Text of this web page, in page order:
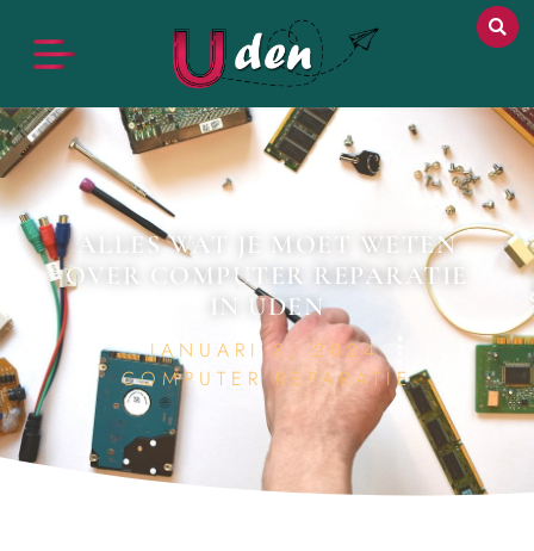
ALLES WAT JE MOET WETEN
OVER COMPUTER REPARATIE
IN UDEN
JANUARI 8, 2024
COMPUTER REPARATIE